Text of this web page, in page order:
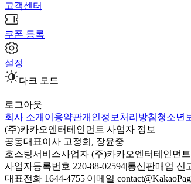
고객센터
쿠폰 등록
설정
다크 모드
로그아웃
회사 소개 이용약관개인정보처리방침청소년
(주)카카오엔터테인먼트 사업자 정보
공동대표이사 고정희, 장윤중|
호스팅서비스사업자 (주)카카오엔터테인먼트
사업자등록번호 220-88-02594|통신판매업 신
대표전화 1644-4755|이메일